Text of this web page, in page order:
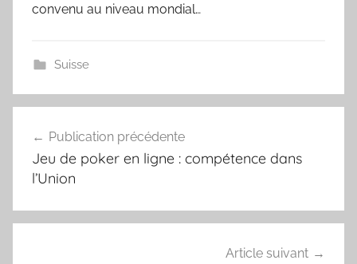
convenu au niveau mondial…
Suisse
de
l’article
Publication précédente
Jeu de poker en ligne : compétence dans
l’Union
Article suivant